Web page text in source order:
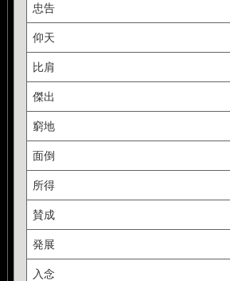
忠告
仰天
比肩
傑出
窮地
面倒
所得
賛成
発展
入念